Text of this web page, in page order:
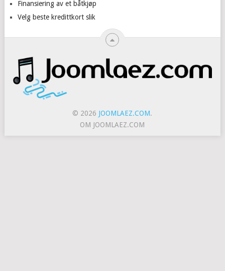
Finansiering av et båtkjøp
Velg beste kredittkort slik
© 2026 JOOMLAEZ.COM.
OM JOOMLAEZ.COM